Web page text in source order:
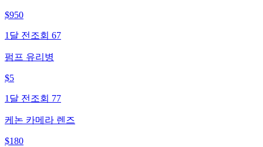
$950
1달 전 조회 67
펌프 유리병
$5
1달 전 조회 77
케논 카메라 렌즈
$180